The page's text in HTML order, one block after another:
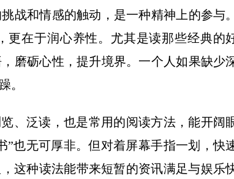
战和情感的触动，是一种精神上的参与。
更在于润心养性。尤其是读那些经典的
磨砺心性，提升境界。一个人如果缺少
。
泛读，也是常用的阅读方法，能开阔
”也无可厚非。但对着屏幕手指一划，快
这种读法能带来短暂的资讯满足与娱乐